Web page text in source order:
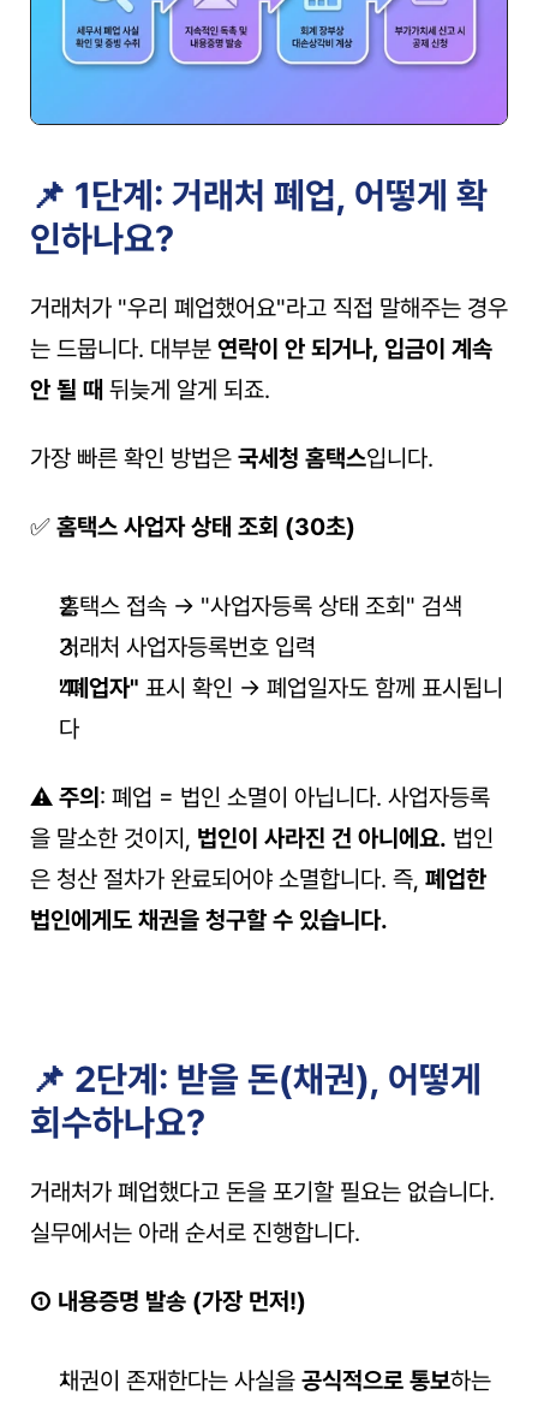
📌 1단계: 거래처 폐업, 어떻게 확
인하나요?
거래처가 "우리 폐업했어요"라고 직접 말해주는 경우
는 드뭅니다. 대부분 연락이 안 되거나, 입금이 계속
안 될 때 뒤늦게 알게 되죠.
가장 빠른 확인 방법은 국세청 홈택스입니다.
✅ 홈택스 사업자 상태 조회 (30초)
홈택스 접속 → "사업자등록 상태 조회" 검색
거래처 사업자등록번호 입력
"폐업자" 표시 확인 → 폐업일자도 함께 표시됩니
다
⚠️ 주의 : 폐업 = 법인 소멸이 아닙니다. 사업자등록
을 말소한 것이지, 법인이 사라진 건 아니에요. 법인
은 청산 절차가 완료되어야 소멸합니다. 즉, 폐업한
법인에게도 채권을 청구할 수 있습니다.
📌 2단계: 받을 돈(채권), 어떻게
회수하나요?
거래처가 폐업했다고 돈을 포기할 필요는 없습니다.
실무에서는 아래 순서로 진행합니다.
① 내용증명 발송 (가장 먼저!)
채권이 존재한다는 사실을 공식적으로 통보하는